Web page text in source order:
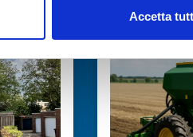
Accetta